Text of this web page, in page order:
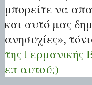
μπορείτε να
και αυτό μας
ανησυχίες»,
της Γερμανικής
επ αυτού;)